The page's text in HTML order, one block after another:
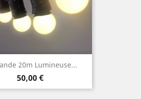
20m Lumineuse...
Prix
50,00 €